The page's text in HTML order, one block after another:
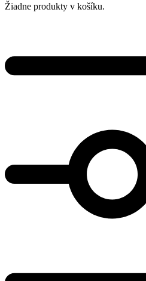
Žiadne produkty v košíku.